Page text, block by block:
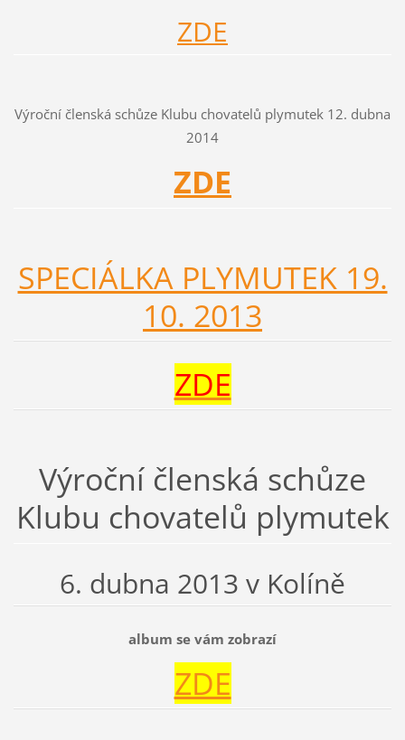
ZDE
Výroční členská schůze Klubu chovatelů plymutek 12. dubna
2014
ZDE
SPECIÁLKA PLYMUTEK 19.
10. 2013
ZDE
Výroční členská schůze
Klubu chovatelů plymutek
6. dubna 2013 v Kolíně
album se vám zobrazí
ZDE